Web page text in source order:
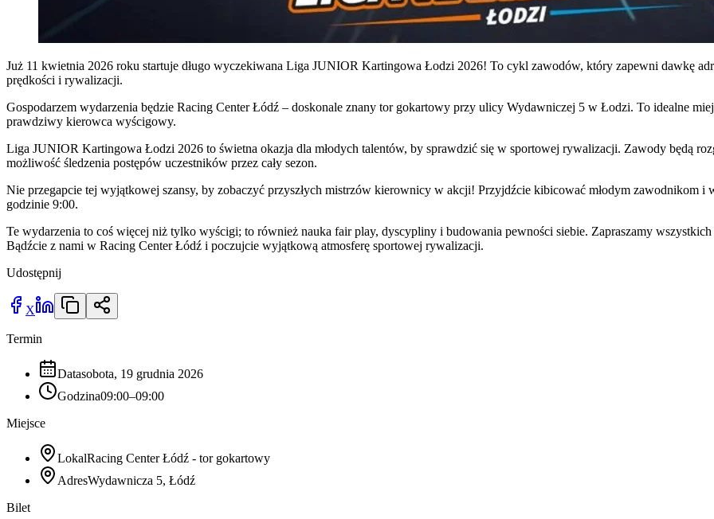
Już 11 kwietnia 2026 roku startuje długo wyczekiwana Liga JUNIOR Kartingowa Łodzi 2026! To cykl zawodów, który zapewni dawkę
prędkości i rywalizacji.
Gospodarzem wydarzenia będzie Racing Center Łódź – doskonale znany tor gokartowy przy ulicy Wydawniczej 5 w Łodzi. To idealne
prawdziwy kierowca wyścigowy.
Liga JUNIOR Kartingowa Łodzi 2026 to świetna okazja dla młodych talentów, by sprawdzić się w sportowej rywalizacji. Zawody będą
możliwość śledzenia postępów uczestników przez cały sezon.
Nie przegapcie tej wyjątkowej szansy, by zobaczyć przyszłych mistrzów kierownicy w akcji! Przyjdźcie kibicować młodym zawodnikom i
godzinie 9:00.
Te wydarzenia to coś więcej niż tylko wyścigi; to również nauka fair play, dyscypliny i budowania pewności siebie. Zapraszamy
Bądźcie z nami w Racing Center Łódź i poczujcie wyjątkową atmosferę sportowej rywalizacji.
Udostępnij
X
Termin
Datasobota, 19 grudnia 2026
Godzina09:00–09:00
Miejsce
LokalRacing Center Łódź - tor gokartowy
AdresWydawnicza 5, Łódź
Bilet